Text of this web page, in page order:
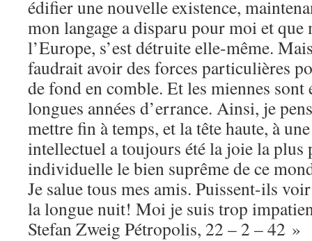
édifier une nouvelle existence,
mon langage a disparu pour moi et
l’Europe, s’est détruite elle-même.
faudrait avoir des forces particulières
de fond en comble. Et les miennes sont
longues années d’errance. Ainsi, je
mettre fin à temps, et la tête haute, à
intellectuel a toujours été la joie la plus
individuelle le bien suprême de ce
Je salue tous mes amis. Puissent-ils
la longue nuit! Moi je suis trop
Stefan Zweig Pétropolis, 22 – 2 – 42 »